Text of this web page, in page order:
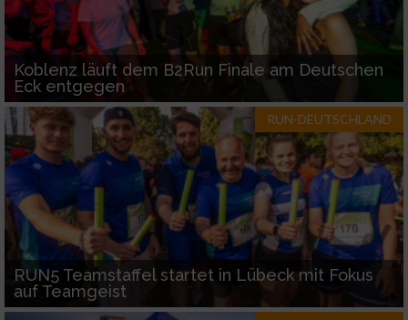
Koblenz läuft dem B2Run Finale am Deutschen
Eck entgegen
RUN-DEUTSCHLAND
RUN5 Teamstaffel startet in Lübeck mit Fokus
auf Teamgeist